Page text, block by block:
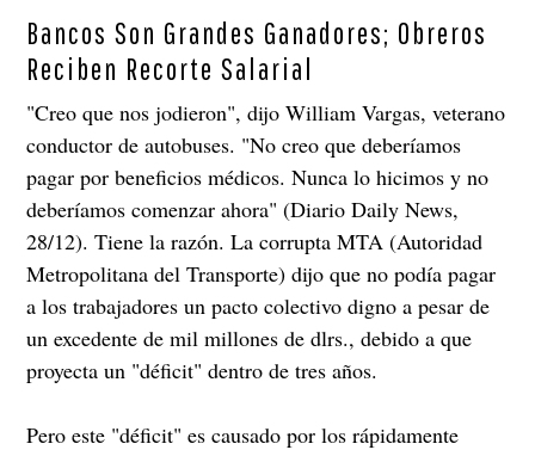
Bancos Son Grandes Ganadores; Obreros
Reciben Recorte Salarial
"Creo que nos jodieron", dijo William Vargas, veterano
conductor de autobuses. "No creo que deberíamos
pagar por beneficios médicos. Nunca lo hicimos y no
deberíamos comenzar ahora" (Diario Daily News,
28/12). Tiene la razón. La corrupta MTA (Autoridad
Metropolitana del Transporte) dijo que no podía pagar
a los trabajadores un pacto colectivo digno a pesar de
un excedente de mil millones de dlrs., debido a que
proyecta un "déficit" dentro de tres años.
Pero este "déficit" es causado por los rápidamente